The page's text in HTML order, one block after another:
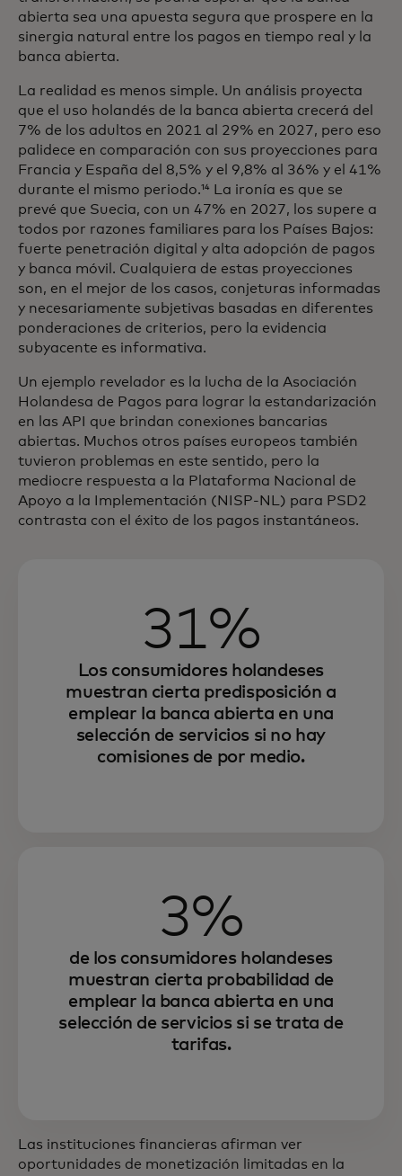
abierta sea una apuesta segura que prospere en la
sinergia natural entre los pagos en tiempo real y la
banca abierta.
La realidad es menos simple. Un análisis proyecta
que el uso holandés de la banca abierta crecerá del
7% de los adultos en 2021 al 29% en 2027, pero eso
palidece en comparación con sus proyecciones para
Francia y España del 8,5% y el 9,8% al 36% y el 41%
durante el mismo periodo.¹⁴ La ironía es que se
prevé que Suecia, con un 47% en 2027, los supere a
todos por razones familiares para los Países Bajos:
fuerte penetración digital y alta adopción de pagos
y banca móvil. Cualquiera de estas proyecciones
son, en el mejor de los casos, conjeturas informadas
y necesariamente subjetivas basadas en diferentes
ponderaciones de criterios, pero la evidencia
subyacente es informativa.
Un ejemplo revelador es la lucha de la Asociación
Holandesa de Pagos para lograr la estandarización
en las API que brindan conexiones bancarias
abiertas. Muchos otros países europeos también
tuvieron problemas en este sentido, pero la
mediocre respuesta a la Plataforma Nacional de
Apoyo a la Implementación (NISP-NL) para PSD2
contrasta con el éxito de los pagos instantáneos.
31%
Los consumidores holandeses
muestran cierta predisposición a
emplear la banca abierta en una
selección de servicios si no hay
comisiones de por medio.
3%
de los consumidores holandeses
muestran cierta probabilidad de
emplear la banca abierta en una
selección de servicios si se trata de
tarifas.
Las instituciones financieras afirman ver
oportunidades de monetización limitadas en la